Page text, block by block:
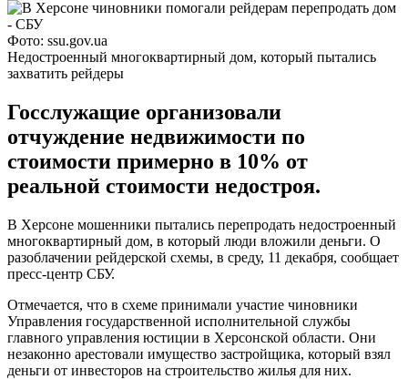
Фото: ssu.gov.ua
Недостроенный многоквартирный дом, который пытались
захватить рейдеры
Госслужащие организовали
отчуждение недвижимости по
стоимости примерно в 10% от
реальной стоимости недостроя.
В Херсоне мошенники пытались перепродать недостроенный
многоквартирный дом, в который люди вложили деньги. О
разоблачении рейдерской схемы, в среду, 11 декабря, сообщает
пресс-центр СБУ.
Отмечается, что в схеме принимали участие чиновники
Управления государственной исполнительной службы
главного управления юстиции в Херсонской области. Они
незаконно арестовали имущество застройщика, который взял
деньги от инвесторов на строительство жилья для них.